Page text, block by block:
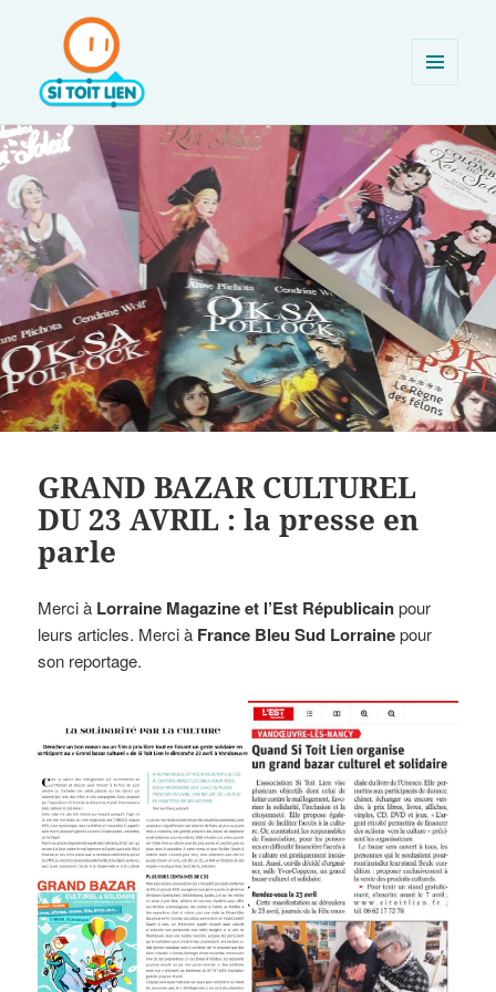
SI TOIT LIEN
WIDGETS
GRAND BAZAR CULTUREL
DU 23 AVRIL : la presse en
parle
Merci à Lorraine Magazine et l’Est Républicainpour
leurs articles. Merci à France Bleu Sud Lorrainepour
son reportage.